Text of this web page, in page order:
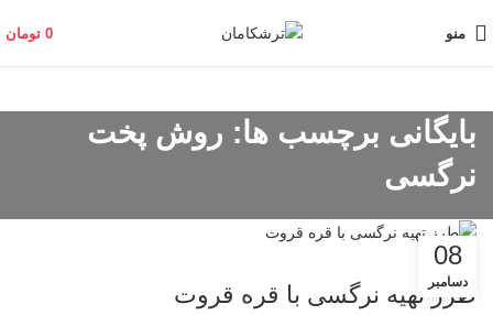
منو 0 تومان
بایگانی برچسب ها: روش پخت
نرگسی
08
دسامبر
وبلاگ
طرز تهیه نرگسی با قره قروت